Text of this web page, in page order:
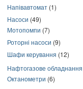
Напівавтомат (1)
Насоси (49)
Мотопомпи (7)
Роторні насоси (9)
Шафи керування (12)
Нафтогазове обладнання
Октанометри (6)